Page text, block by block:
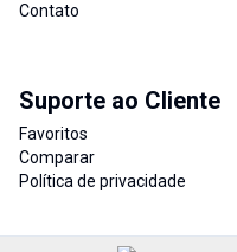
Contato
Suporte ao Cliente
Favoritos
Comparar
Política de privacidade